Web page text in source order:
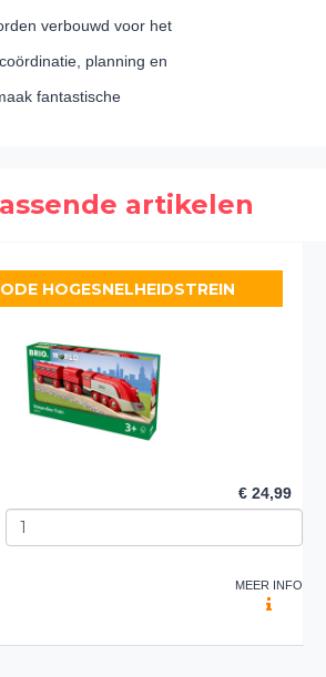
verbouwd voor het
planning en
fantastische
artikelen
HOGESNELHEIDSTREIN
€ 24,99
MEER INFO